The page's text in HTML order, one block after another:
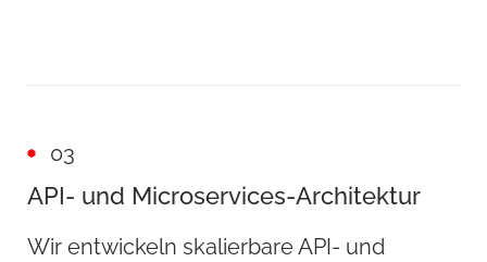
03
API- und Microservices-Architektur
Wir entwickeln skalierbare API- und